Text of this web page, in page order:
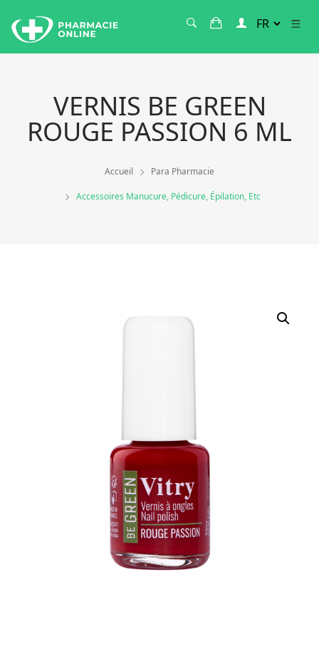
VERNIS BE GREEN
ROUGE PASSION 6 ML
Accueil Para Pharmacie
Accessoires Manucure, Pédicure, Épilation, Etc